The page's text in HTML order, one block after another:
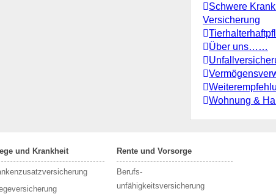
Schwere
Versicherung
Über uns……
Wohnung &
und Krankheit Rente und Vorsorge
Berufs­
unfähigkeitsversicherung